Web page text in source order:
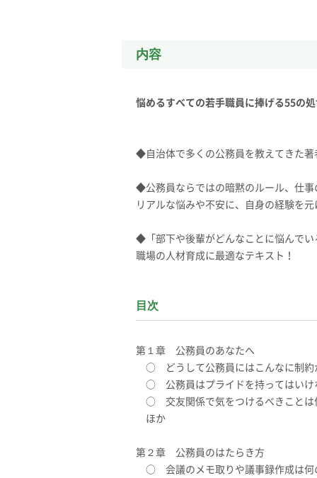
内容
悩めるすべての若手職員に捧げる55の
◆自治体で多くの公務員を教えてきた
◆公務員ならではの暗黙のルール、仕
リアルな悩みや不安に、自身の経験を
◆「部下や後輩がどんなことに悩んで
職場の人材育成に最適なテキスト！
目次
第１章 公務員のあなたへ
○ どうして公務員にはこんなに制約
○ 公務員はプライドを持ってはいけ
○ 交友関係で気をつけるべきことは
ほか
第２章 公務員のはたらき方
○ 会議のメモ取りや議事録作成は何